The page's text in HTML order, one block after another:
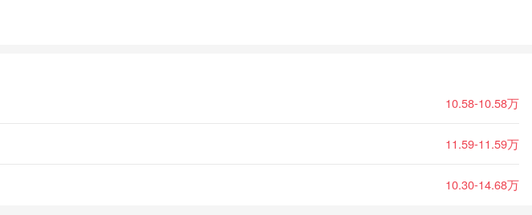
10.58-10.58万
11.59-11.59万
10.30-14.68万